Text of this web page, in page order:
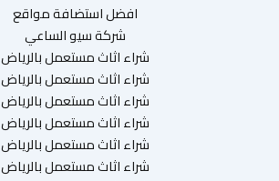
افضل استضافة مواقع
شركة سيو الساعي
شراء اثاث مستعمل بالرياض
شراء اثاث مستعمل بالرياض
شراء اثاث مستعمل بالرياض
شراء اثاث مستعمل بالرياض
شراء اثاث مستعمل بالرياض
شراء اثاث مستعمل بالرياض